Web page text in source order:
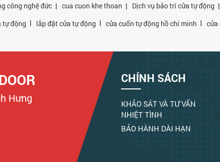
công nghệ đức | cua cuon khe thoan | Dịch vụ bảo trì cửa tự động |
tự động | lắp đặt cửa tự động | cửa cuốn tự động hồ chí minh | cửa
Hưng
CHÍNH SÁCH
KHẢO SÁT VÀ TƯ VẤN
NHIỆT TÌNH
BẢO HÀNH DÀI HẠN